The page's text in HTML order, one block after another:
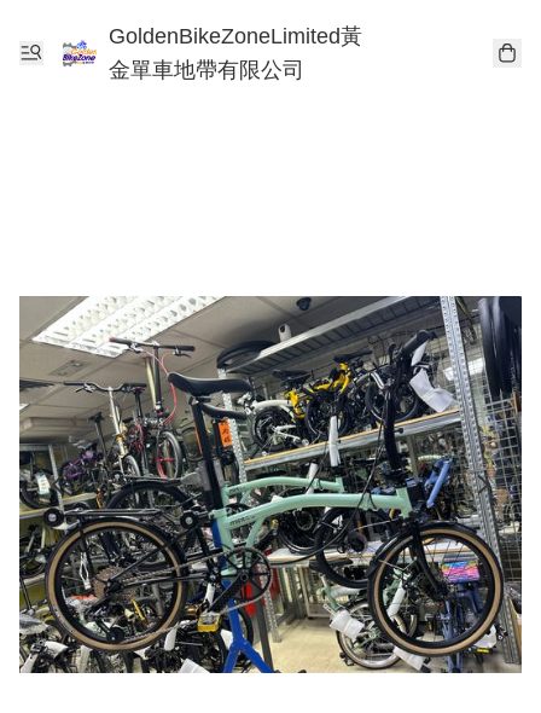
GoldenBikeZoneLimited黃
金單車地帶有限公司